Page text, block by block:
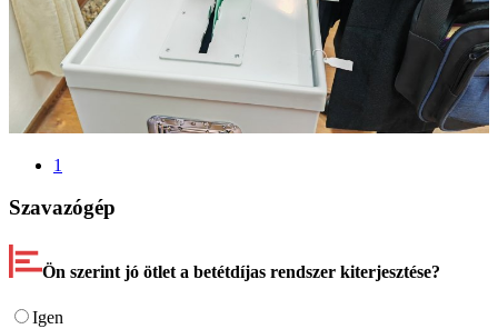
1
Szavazógép
Ön szerint jó ötlet a betétdíjas rendszer kiterjesztése?
Igen